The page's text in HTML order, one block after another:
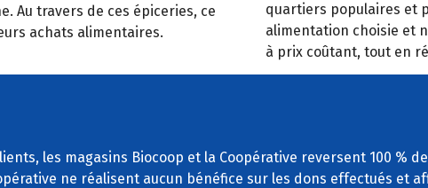
Au travers de ces épiceries, ce
achats alimentaires.
quartiers populaires et
alimentation choisie et
à prix coûtant, tout en
les magasins Biocoop et la Coopérative reversent 100 %
ne réalisent aucun bénéfice sur les dons effectués et